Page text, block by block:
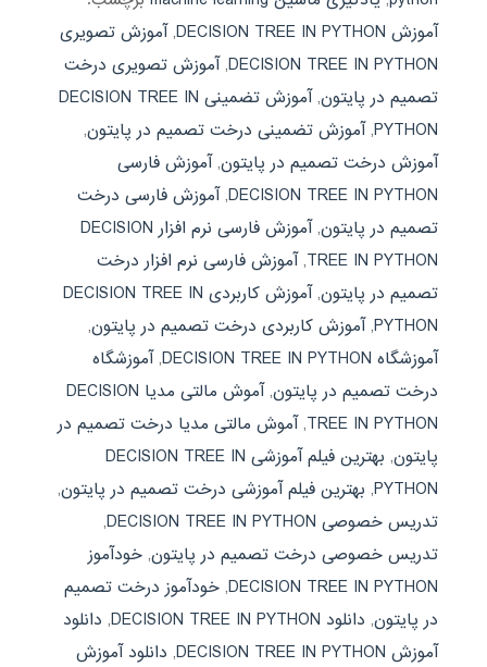
آموزش DECISION TREE IN PYTHON
,آموزش تصویری
DECISION TREE IN PYTHON
,آموزش تصویری درخت
تصمیم در پایتون,
آموزش تضمینی DECISION TREE IN
PYTHON
,آموزش تضمینی درخت تصمیم در پایتون,
آموزش درخت تصمیم در پایتون,آموزش فارسی
DECISION TREE IN PYTHON
,آموزش فارسی درخت
تصمیم در پایتون,
آموزش فارسی نرم افزار DECISION
TREE IN PYTHON
,آموزش فارسی نرم افزار درخت
تصمیم در پایتون,
آموزش کاربردی DECISION TREE IN
PYTHON
,آموزش کاربردی درخت تصمیم در پایتون,
آموزشگاه DECISION TREE IN PYTHON
,آموزشگاه
درخت تصمیم در پایتون,
آموش مالتی مدیا DECISION
TREE IN PYTHON
,آموش مالتی مدیا درخت تصمیم در
پایتون,
بهترین فیلم آموزشی DECISION TREE IN
PYTHON
, بهترین فیلم آموزشی درخت تصمیم در پایتون,
تدریس خصوصی DECISION TREE IN PYTHON
,
تدریس خصوصی درخت تصمیم در پایتون, خودآموز
DECISION TREE IN PYTHON
, خودآموز درخت تصمیم
در پایتون, دانلود DECISION TREE IN PYTHON , دانلود
آموزش DECISION TREE IN PYTHON
, دانلود آموزش